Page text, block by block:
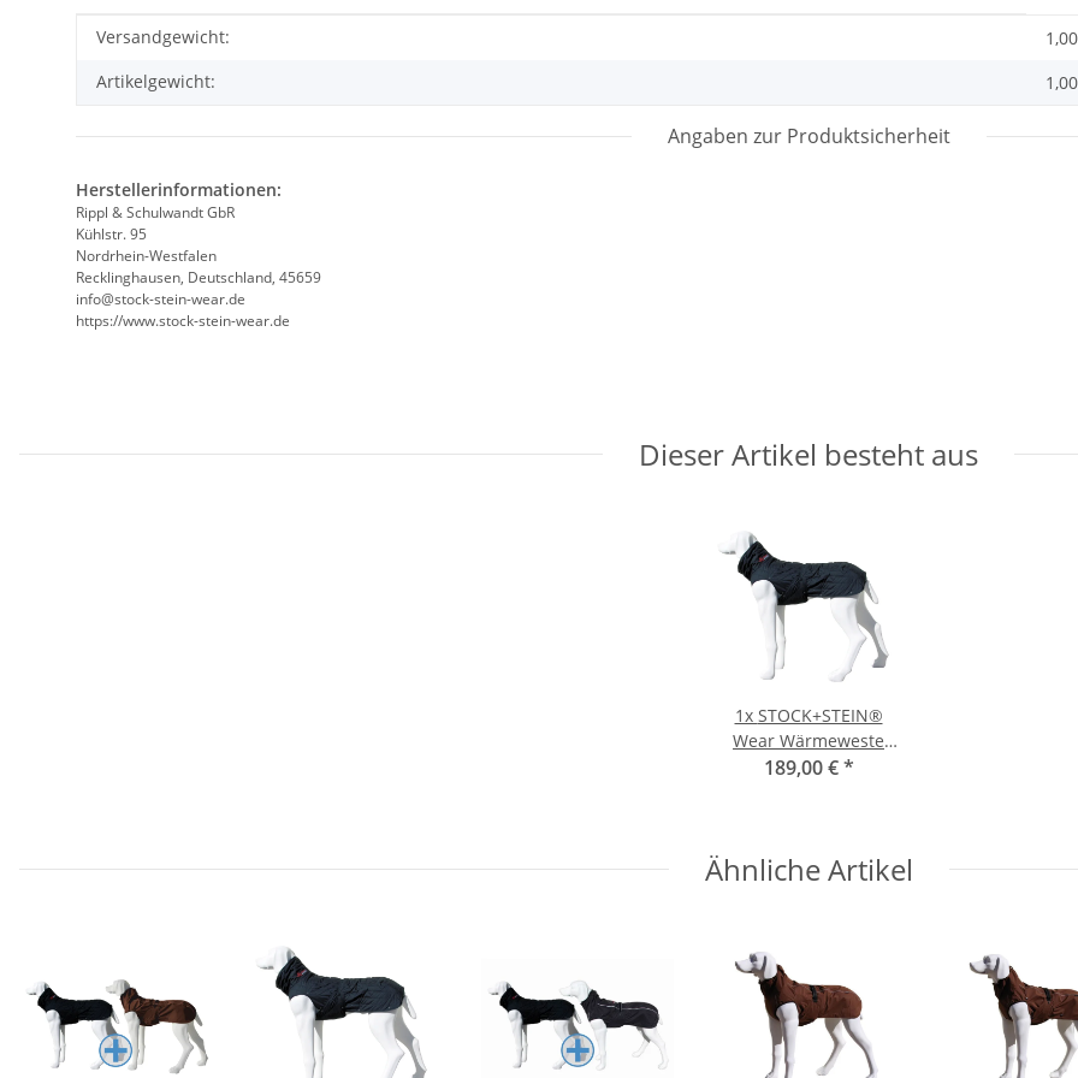
Produkteigenschaft
Wert
Versandgewicht:
Artikelgewicht:
1,00
Angaben zur Produktsicherheit
Herstellerinformationen:
Rippl & Schulwandt GbR
Kühlstr. 95
Nordrhein-Westfalen
Recklinghausen, Deutschland, 45659
info@stock-stein-wear.de
https://www.stock-stein-wear.de
Dieser Artikel besteht aus
1x STOCK+STEIN®
Wear Wärmeweste
Coldmaster black M+
189,00 €*
Ähnliche Artikel